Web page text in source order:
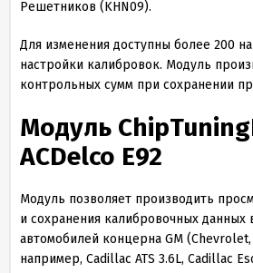
Решетников (KHN09).
Для изменения доступны более 200
настройки калибровок. Модуль
контрольных сумм при сохранении
Модуль
ACDelco E92
Модуль позволяет производить
и сохранения калибровочных данных
автомобилей концерна GM
например, Cadillac ATS 3.6L, Cadillac